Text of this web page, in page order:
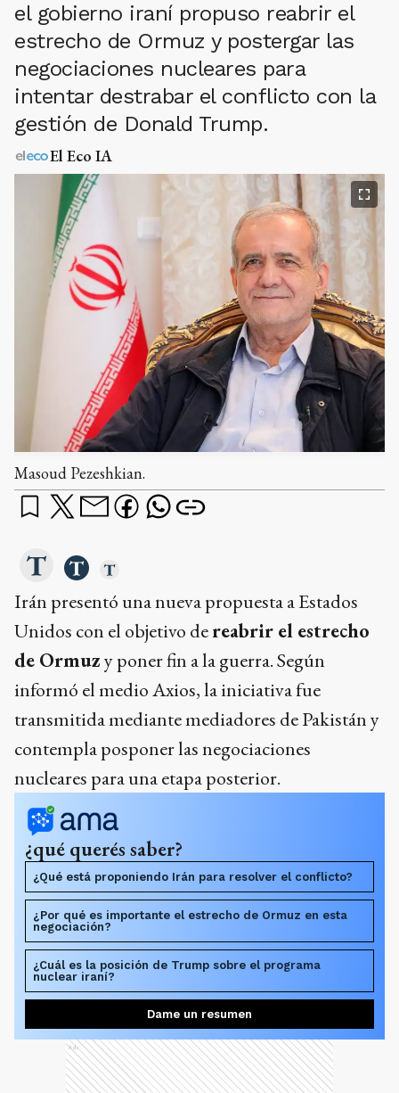
el gobierno iraní propuso reabrir el
estrecho de Ormuz y postergar las
negociaciones nucleares para
intentar destrabar el conflicto con la
gestión de Donald Trump.
El Eco IA
Masoud Pezeshkian.
Irán presentó una nueva propuesta a Estados
Unidos con el objetivo dereabrir el estrecho
de Ormuzy poner fin a la guerra. Según
informó el medio Axios, la iniciativa fue
transmitida mediante mediadores de Pakistán y
contempla posponer las negociaciones
nucleares para una etapa posterior.
¿qué querés saber?
¿Qué está proponiendo Irán para resolver el conflicto?
¿Por qué es importante el estrecho de Ormuz en esta
negociación?
¿Cuál es la posición de Trump sobre el programa
nuclear iraní?
Dame un resumen
Ads